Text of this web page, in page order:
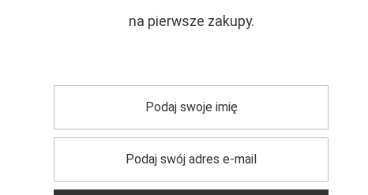
Potrzebujesz pomocy? Masz pytania?
na pierwsze zakupy.